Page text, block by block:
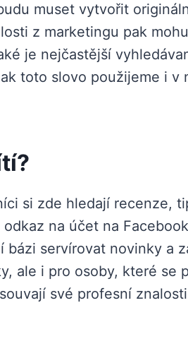
muset vytvořit
z marketingu pak
je nejčastější
toto slovo použijeme i v
si zde hledají recenze,
na účet na
servírovat novinky a
ale i pro osoby, které se
své profesní